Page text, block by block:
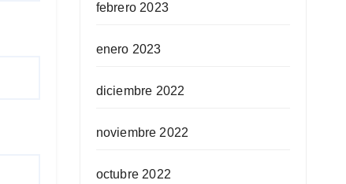
febrero 2023
enero 2023
diciembre 2022
noviembre 2022
octubre 2022